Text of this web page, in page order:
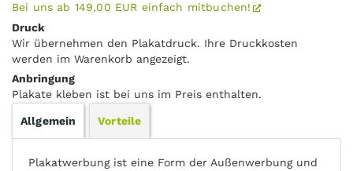
Bei uns ab 149,00 EUR einfach mitbuchen!
Druck
Wir übernehmen den Plakatdruck. Ihre Druckkosten
werden im Warenkorb angezeigt.
Anbringung
Plakate kleben ist bei uns im Preis enthalten.
Allgemein Vorteile
Plakatwerbung ist eine Form der Außenwerbung und